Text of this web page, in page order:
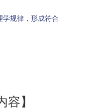
规律，形成符合
容】